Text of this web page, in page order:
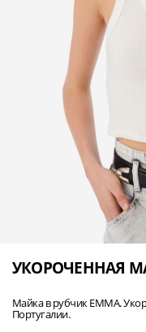
УКОРОЧЕННАЯ
Майка в рубчик EMMA.
Португалии.